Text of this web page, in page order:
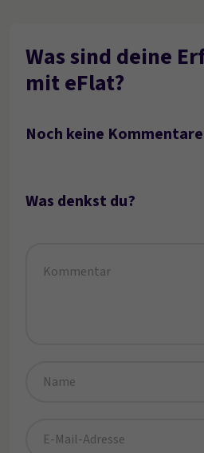
Was sind deine
mit eFlat?
Noch keine
Was denkst du?